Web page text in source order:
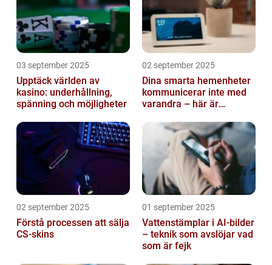
03 september 2025
Upptäck världen av
kasino: underhållning,
spänning och möjligheter
02 september 2025
Dina smarta hemenheter
kommunicerar inte med
varandra – här är
02 september 2025
Förstå processen att sälja
CS-skins
01 september 2025
Vattenstämplar i AI-bilder
– teknik som avslöjar vad
som är fejk